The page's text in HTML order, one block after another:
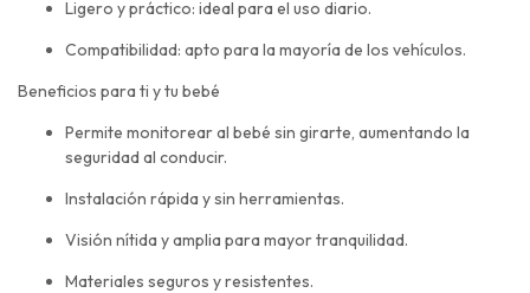
Ligero y práctico: ideal para el uso diario.
Compatibilidad: apto para la mayoría de los vehículos.
Beneficios para ti y tu bebé
Permite monitorear al bebé sin girarte, aumentando la
seguridad al conducir.
Instalación rápida y sin herramientas.
Visión nítida y amplia para mayor tranquilidad.
Materiales seguros y resistentes.